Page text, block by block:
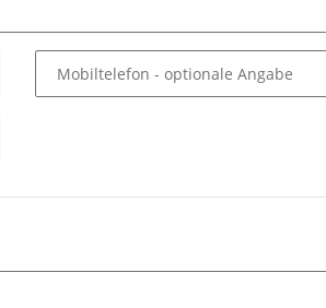
Mobiltelefon - optionale Angabe